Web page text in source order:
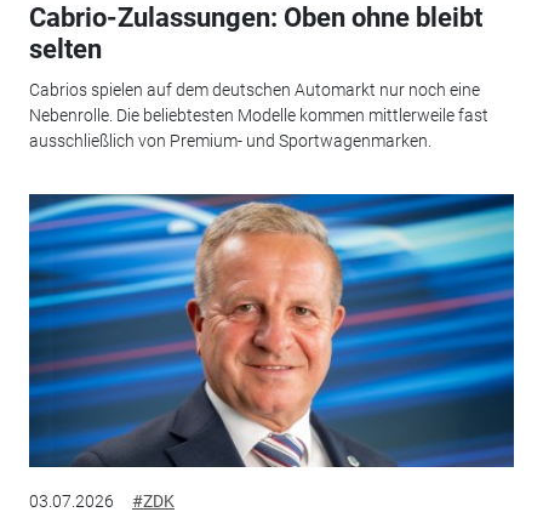
Cabrio-Zulassungen: Oben ohne bleibt
selten
Cabrios spielen auf dem deutschen Automarkt nur noch eine
Nebenrolle. Die beliebtesten Modelle kommen mittlerweile fast
ausschließlich von Premium- und Sportwagenmarken.
03.07.2026 #ZDK